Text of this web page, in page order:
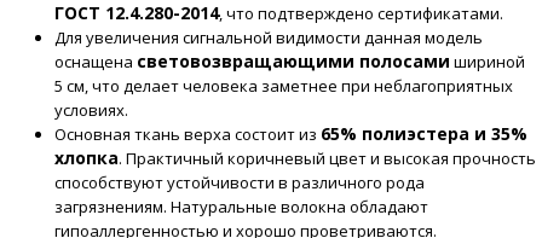
ГОСТ 12.4.280-2014, что подтверждено сертификатами.
Для увеличения сигнальной видимости данная модель
оснащена световозвращающими полосами шириной
5 см, что делает человека заметнее при неблагоприятных
условиях.
Основная ткань верха состоит из 65% полиэстера и 35%
хлопка. Практичный коричневый цвет и высокая прочность
способствуют устойчивости в различного рода
загрязнениям. Натуральные волокна обладают
гипоаллергенностью и хорошо проветриваются.